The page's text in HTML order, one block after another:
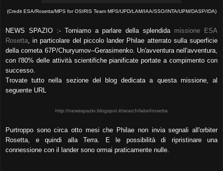
(Credit ESA/Rosetta/MPS for OSIRIS Team MPS/UPD/LAM/IAA/SSO/INTA/UPM/DASP/IDA)
NEWS SPAZIO :- Torniamo a parlare della splendida missione ESA
Rosetta , in particolare del piccolo lander Philae atterrato sulla superficie
della cometa 67P/Churyumov–Gerasimenko. Un'avventura nell'avventura,
con l'80% delle attività scientifiche pianificate portate a compimento con
successo.
Trovate tutto nella sezione del blog dedicata a questa missione, al
seguente URL
http://newsspazio.blogspot.it/search/label/rosetta
Purtroppo sono circa otto mesi che Philae non invia segnali all'orbiter
Rosetta, e quindi alla Terra. E le possibilità di ripristinare una
connessione con il lander sono ormai praticamente nulle.